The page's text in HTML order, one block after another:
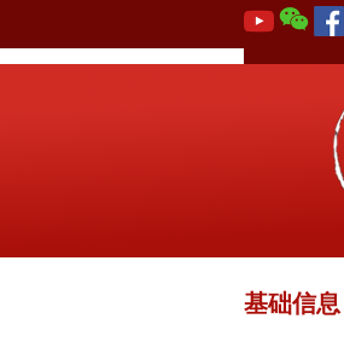
基础信息